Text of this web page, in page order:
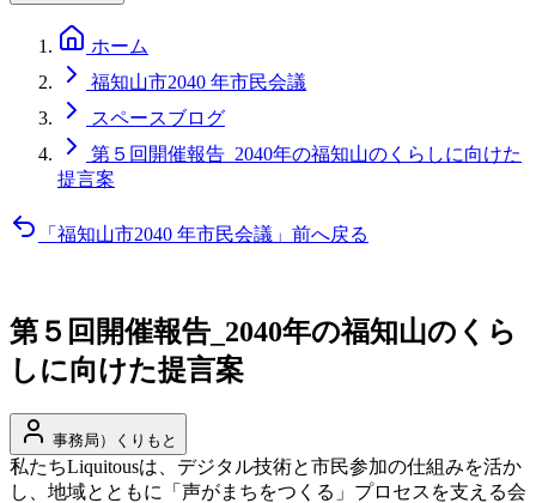
ホーム
福知山市2040 年市民会議
スペースブログ
第５回開催報告_2040年の福知山のくらしに向けた
提言案
「福知山市2040 年市民会議」前へ戻る
第５回開催報告_2040年の福知山のくら
しに向けた提言案
事務局）くりもと
私たちLiquitousは、デジタル技術と市民参加の仕組みを活か
し、地域とともに「声がまちをつくる」プロセスを支える会